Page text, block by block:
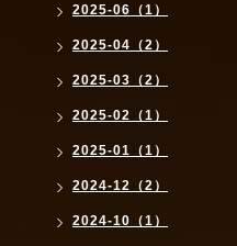
2025-06（1）
2025-04（2）
2025-03（2）
2025-02（1）
2025-01（1）
2024-12（2）
2024-10（1）